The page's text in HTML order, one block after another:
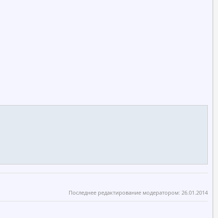
Последнее редактирование модератором: 26.01.2014